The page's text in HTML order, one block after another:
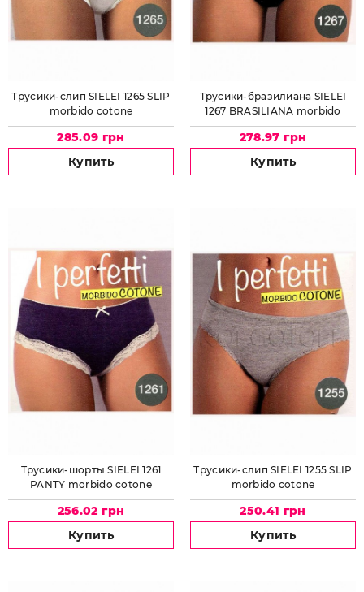
Трусики-слип SIELEI 1265 SLIP
morbido cotone
285.09 грн
Купить
Трусики-бразилиана SIELEI
1267 BRASILIANA morbido
cotone
278.97 грн
Купить
Трусики-шорты SIELEI 1261
PANTY morbido cotone
256.02 грн
Купить
Трусики-слип SIELEI 1255 SLIP
morbido cotone
250.41 грн
Купить